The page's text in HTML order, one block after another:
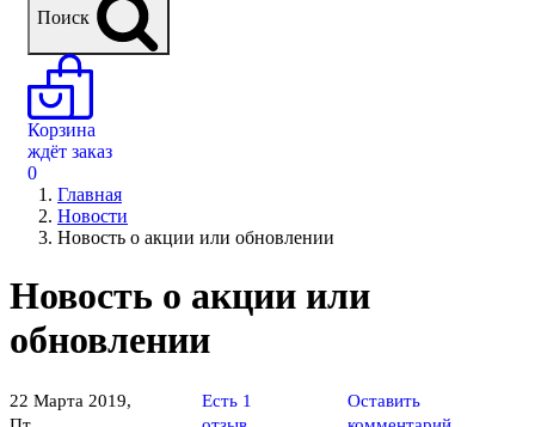
Поиск
Корзина
ждёт заказ
0
Главная
Новости
Новость о акции или обновлении
Новость о акции или
обновлении
22 Марта 2019,
Есть 1
Оставить